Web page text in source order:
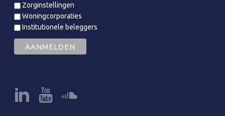
Zorginstellingen
Woningcorporaties
Institutionele beleggers